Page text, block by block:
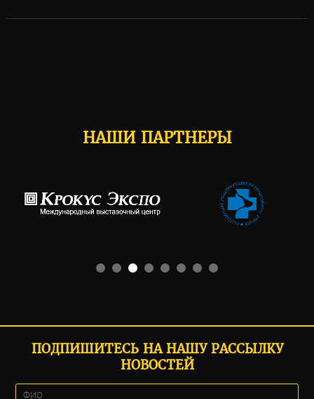
НАШИ ПАРТНЕРЫ
ПОДПИШИТЕСЬ НА НАШУ РАССЫЛКУ
НОВОСТЕЙ